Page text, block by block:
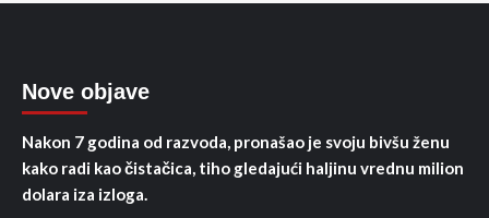
Nove objave
Nakon 7 godina od razvoda, pronašao je svoju bivšu ženu
kako radi kao čistačica, tiho gledajući haljinu vrednu milion
dolara iza izloga.